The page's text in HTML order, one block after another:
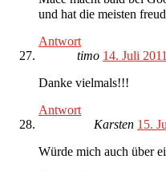
und hat die meisten
Antwort
timo 14. Juli
Danke vielmals!!!
Antwort
Karsten 15.
Würde mich auch über